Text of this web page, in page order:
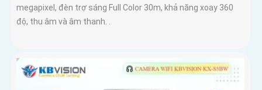
megapixel, đèn trợ sáng Full Color 30m, khả năng xoay 360
độ, thu âm và âm thanh. .